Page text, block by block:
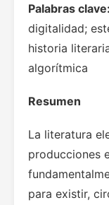
Palabras clave:
digitalidad;
historia
algorítmica
Resumen
La literatura
producciones
para existir,